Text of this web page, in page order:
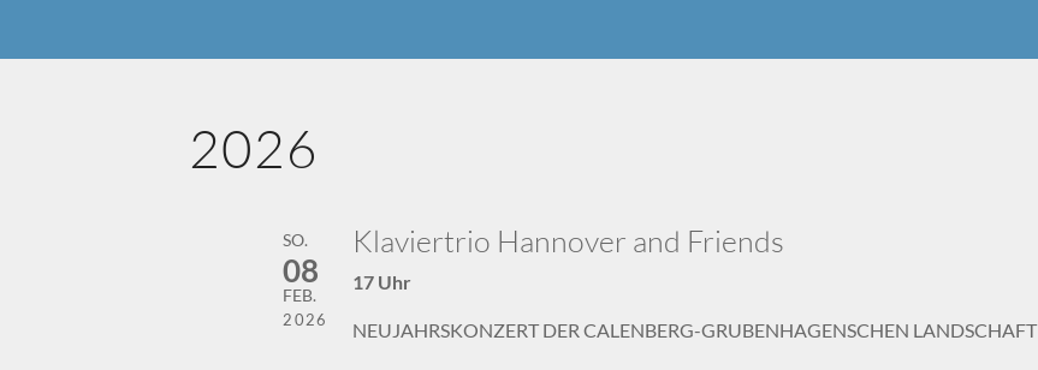
2026
SO.
08
FEB.
2026
Klaviertrio Hannover and Friends
17 Uhr
NEUJAHRSKONZERT DER CALENBERG-GRUBENHAGENSCHEN LANDSCHAFT